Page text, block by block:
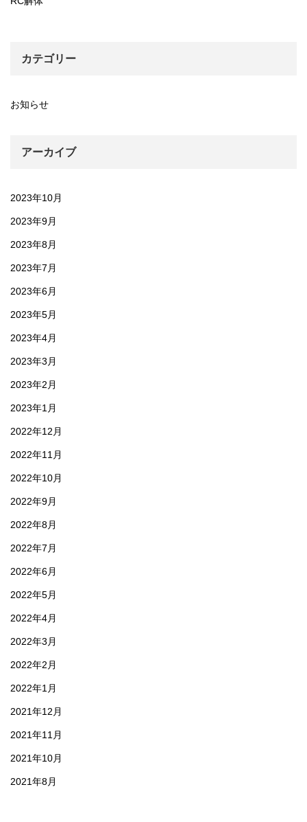
カテゴリー
お知らせ
アーカイブ
2023年10月
2023年9月
2023年8月
2023年7月
2023年6月
2023年5月
2023年4月
2023年3月
2023年2月
2023年1月
2022年12月
2022年11月
2022年10月
2022年9月
2022年8月
2022年7月
2022年6月
2022年5月
2022年4月
2022年3月
2022年2月
2022年1月
2021年12月
2021年11月
2021年10月
2021年8月